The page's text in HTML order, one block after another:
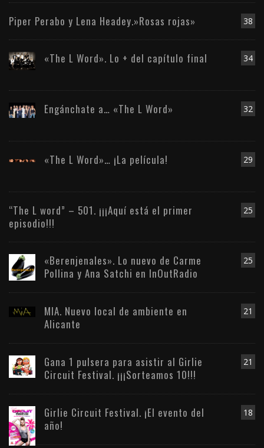
38
Piper Perabo y Lena Headey.»Rosas rojas»
34
«The L Word». Lo + del capítulo final
32
Engánchate a… «The L Word»
29
«The L Word»… ¡La película!
25
“The L word” – 501. ¡¡¡Aquí está el primer
episodio!!!
25
«Berenjenales». Lo nuevo de Carme
Pollina y Ana Satchi en InOutRadio
21
MIA. Nuevo local de ambiente en
Alicante
21
Gana 1 pulsera para asistir al Girlie
Circuit Festival. ¡¡¡Sorteamos 10!!!
18
Girlie Circuit Festival. ¡El evento del
año!